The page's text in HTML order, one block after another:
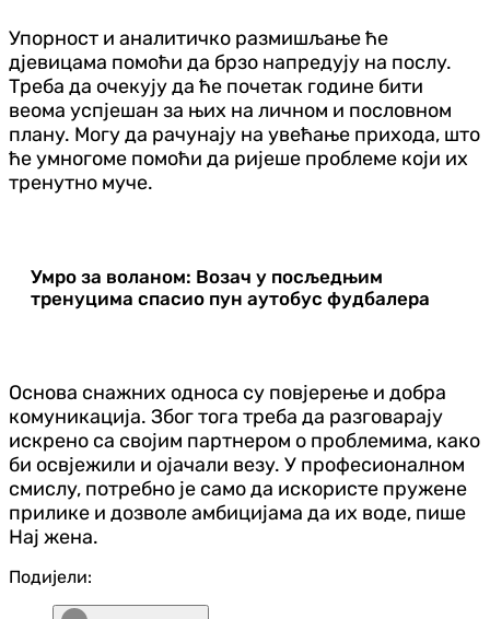
Упорност и аналитичко размишљање ће
дјевицама помоћи да брзо напредују на послу.
Треба да очекују да ће почетак године бити
веома успјешан за њих на личном и пословном
плану. Могу да рачунају на увећање прихода, што
ће умногоме помоћи да ријеше проблеме који их
тренутно муче.
Умро за воланом: Возач у посљедњим
тренуцима спасио пун аутобус фудбалера
Основа снажних односа су повјерење и добра
комуникација. Због тога треба да разговарају
искрено са својим партнером о проблемима, како
би освјежили и ојачали везу. У професионалном
смислу, потребно је само да искористе пружене
прилике и дозволе амбицијама да их воде, пише
Нај жена.
Подијели: